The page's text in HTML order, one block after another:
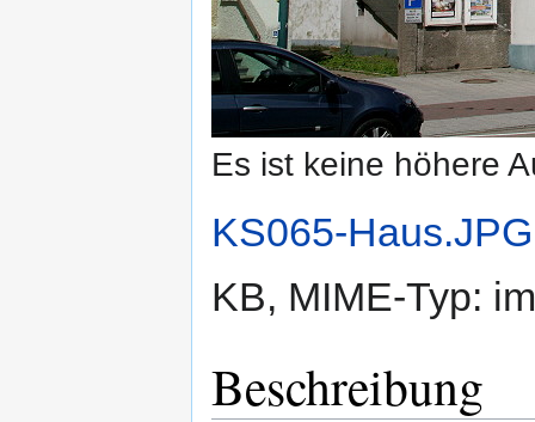
Es ist keine höhere
KS065-Haus.JPG
KB, MIME-Typ:
Beschreibung